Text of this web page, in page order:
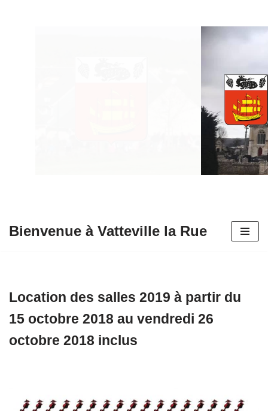
Bienvenue à Vatteville la Rue
Location des salles 2019 à partir du
15 octobre 2018 au vendredi 26
octobre 2018 inclus